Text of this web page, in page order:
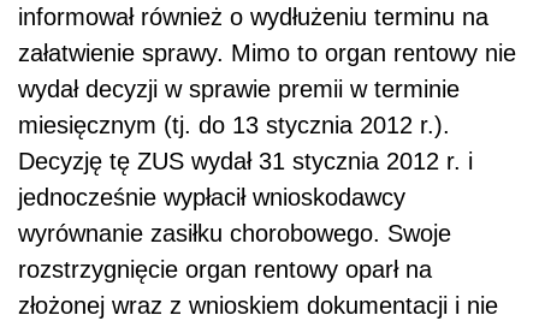
informował również o wydłużeniu terminu na
załatwienie sprawy. Mimo to organ rentowy nie
wydał decyzji w sprawie premii w terminie
miesięcznym (tj. do 13 stycznia 2012 r.).
Decyzję tę ZUS wydał 31 stycznia 2012 r. i
jednocześnie wypłacił wnioskodawcy
wyrównanie zasiłku chorobowego. Swoje
rozstrzygnięcie organ rentowy oparł na
złożonej wraz z wnioskiem dokumentacji i nie